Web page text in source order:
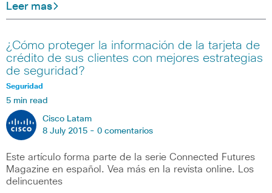
Leer mas
¿Cómo proteger la información de la tarjeta de
crédito de sus clientes con mejores estrategias
de seguridad?
Seguridad
5 min read
Cisco Latam
8 July 2015 - 0 comentarios
Este artículo forma parte de la serie Connected Futures
Magazine en español. Vea más en la revista online. Los
delincuentes